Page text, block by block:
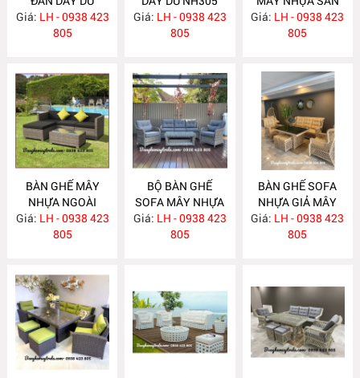
NH306
Giá: LH - 0938 423
805
Giá: LH - 0938 423
805
VƯỜN NH304
Giá: LH - 0938 423
805
BÀN GHẾ MÂY
NHỰA NGOÀI
TRỜI NH303
Giá: LH - 0938 423
805
BỘ BÀN GHẾ
SOFA MÂY NHỰA
NGOÀI TRỜI
NH302
Giá: LH - 0938 423
805
BÀN GHẾ SOFA
NHỰA GIẢ MÂY
NH301
Giá: LH - 0938 423
805